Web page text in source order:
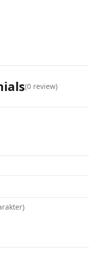
(0 review)